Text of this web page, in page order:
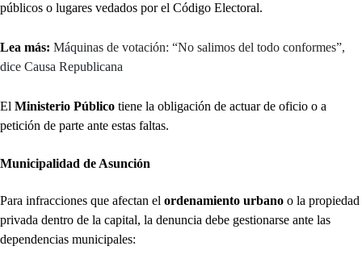
públicos o lugares vedados por el Código Electoral.
Lea más: Máquinas de votación: “No salimos del todo conformes”,
dice Causa Republicana
El Ministerio Público tiene la obligación de actuar de oficio o a
petición de parte ante estas faltas.
Municipalidad de Asunción
Para infracciones que afectan el ordenamiento urbano o la propiedad
privada dentro de la capital, la denuncia debe gestionarse ante las
dependencias municipales: